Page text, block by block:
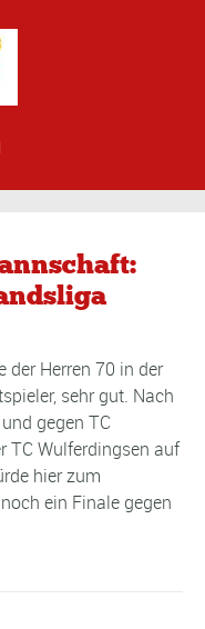
der Herren 70 in der
sehr gut. Nach
gegen TC
TC Wulferdingsen auf
hier zum
ein Finale gegen